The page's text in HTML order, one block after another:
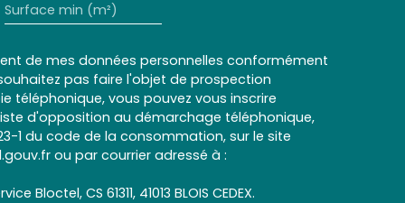
Surface min (m²)
de mes données personnelles conformément
souhaitez pas faire l'objet de prospection
téléphonique, vous pouvez vous inscrire
d'opposition au démarchage téléphonique,
1 du code de la consommation, sur le site
ou par courrier adressé à :
Bloctel, CS 61311, 41013 BLOIS CEDEX.